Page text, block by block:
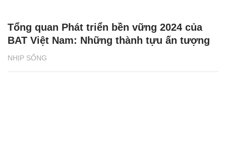
NHỊP SỐNG
Tổng quan Phát triển bền vững 2024 của
BAT Việt Nam: Những thành tựu ấn tượng